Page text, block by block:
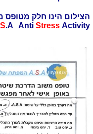
הצילום הינו חלק
S.A Anti StressActivity